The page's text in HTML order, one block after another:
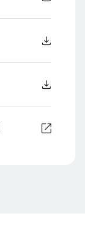
download
download
open_in_new